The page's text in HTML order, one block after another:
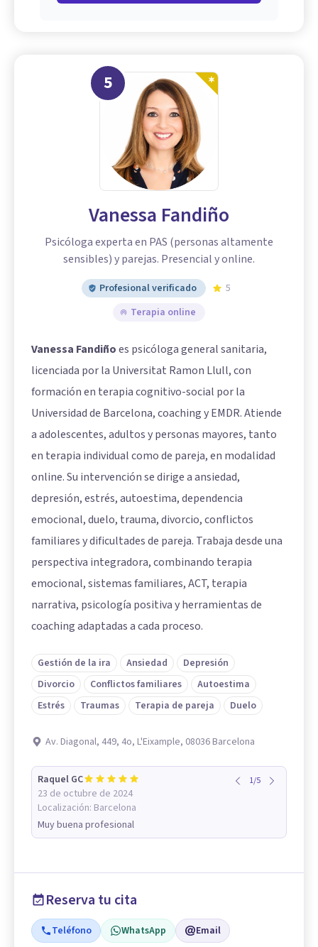
5
Vanessa Fandiño
Psicóloga experta en PAS (personas altamente
sensibles) y parejas. Presencial y online.
Profesional verificado
5
Terapia online
Vanessa Fandiñoes psicóloga general sanitaria,
licenciada por la Universitat Ramon Llull, con
formación en terapia cognitivo-social por la
Universidad de Barcelona, coaching y EMDR. Atiende
a adolescentes, adultos y personas mayores, tanto
en terapia individual como de pareja, en modalidad
online. Su intervención se dirige a ansiedad,
depresión, estrés, autoestima, dependencia
emocional, duelo, trauma, divorcio, conflictos
familiares y dificultades de pareja. Trabaja desde una
perspectiva integradora, combinando terapia
emocional, sistemas familiares, ACT, terapia
narrativa, psicología positiva y herramientas de
coaching adaptadas a cada proceso.
Gestión de la ira Ansiedad
Depresión
Divorcio
Conflictos familiares
Autoestima
Estrés
Traumas Terapia de pareja Duelo
Av. Diagonal, 449, 4o, L'Eixample, 08036 Barcelona
Raquel GC
23 de octubre de 2024
Localización: Barcelona
1/5
Muy buena profesional
Reserva tu cita
Teléfono WhatsApp Email